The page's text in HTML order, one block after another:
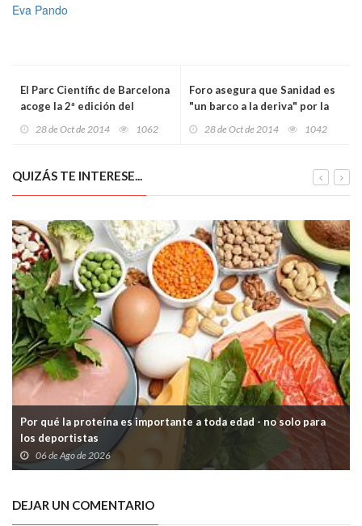
Eva Pando
El Parc Científic de Barcelona
acoge la 2ª edición del
28 de Oct de 2014 1062
Foro asegura que Sanidad es
"un barco a la deriva" por la
28 de Oct de 2014 1042
QUIZÁS TE INTERESE...
Por qué la proteína es importante a toda edad - no solo para
los deportistas
06 de Ago de 2026
DEJAR UN COMENTARIO